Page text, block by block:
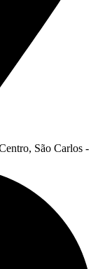
São Carlos -